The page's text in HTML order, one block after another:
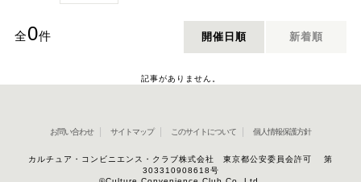
全0件 開催日順 新着順
記事がありません。
お問い合わせ サイトマップ このサイトについて 個人情報保護方針
カルチュア・コンビニエンス・クラブ株式会社 東京都公安委員会許可 第
303310908618号